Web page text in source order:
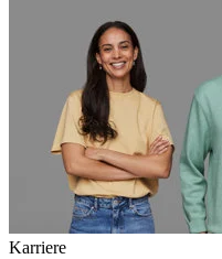
Karriere